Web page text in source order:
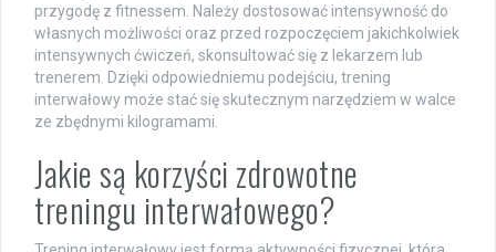
przygodę z fitnessem. Należy dostosować intensywność do
własnych możliwości oraz przed rozpoczęciem jakichkolwiek
intensywnych ćwiczeń, skonsultować się z lekarzem lub
trenerem. Dzięki odpowiedniemu podejściu, trening
interwałowy może stać się skutecznym narzędziem w walce
ze zbędnymi kilogramami.
Jakie są korzyści zdrowotne
treningu interwałowego?